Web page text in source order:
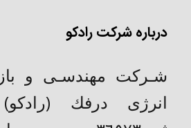
درباره شرکت رادکو
شـركت مهندسـی و
انرژی درفك